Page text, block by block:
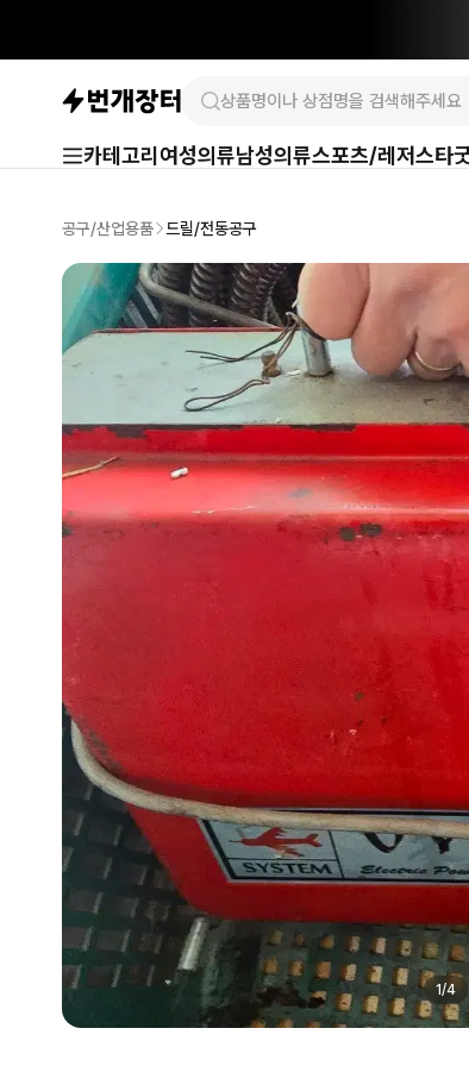
카테고리 여성의류남성의류스포츠/레저스타
공구/산업용품 드릴/전동공구
1/4